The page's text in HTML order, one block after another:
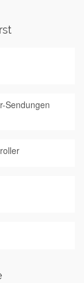
Sendungen